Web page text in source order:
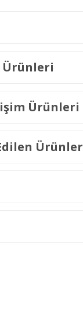
Ürünleri
Ürünleri
Ürünler